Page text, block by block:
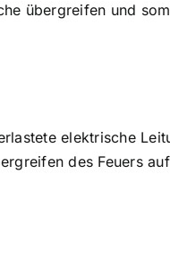
übergreifen und
elektrische
des Feuers